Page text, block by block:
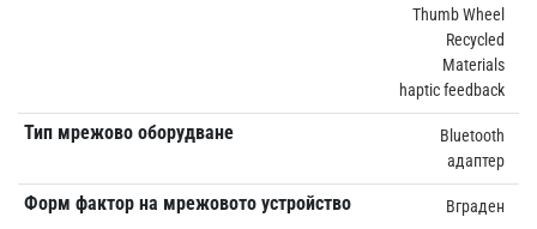
Thumb Wheel
Recycled
Materials
haptic feedback
Тип мрежово оборудване
Bluetooth
адаптер
Форм фактор на мрежовото устройство Вграден